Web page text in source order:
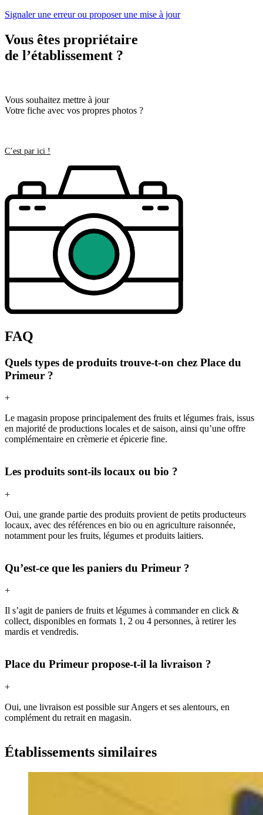
Signaler une erreur ou proposer une mise à jour
Vous êtes propriétaire
de l’établissement ?
Vous souhaitez mettre à jour
Votre fiche avec vos propres photos ?
C’est par ici !
FAQ
Quels types de produits trouve-t-on chez Place du
Primeur ?
+
Le magasin propose principalement des fruits et légumes frais, issus
en majorité de productions locales et de saison, ainsi qu’une offre
complémentaire en crèmerie et épicerie fine.
Les produits sont-ils locaux ou bio ?
+
Oui, une grande partie des produits provient de petits producteurs
locaux, avec des références en bio ou en agriculture raisonnée,
notamment pour les fruits, légumes et produits laitiers.
Qu’est-ce que les paniers du Primeur ?
+
Il s’agit de paniers de fruits et légumes à commander en click &
collect, disponibles en formats 1, 2 ou 4 personnes, à retirer les
mardis et vendredis.
Place du Primeur propose-t-il la livraison ?
+
Oui, une livraison est possible sur Angers et ses alentours, en
complément du retrait en magasin.
Établissements similaires